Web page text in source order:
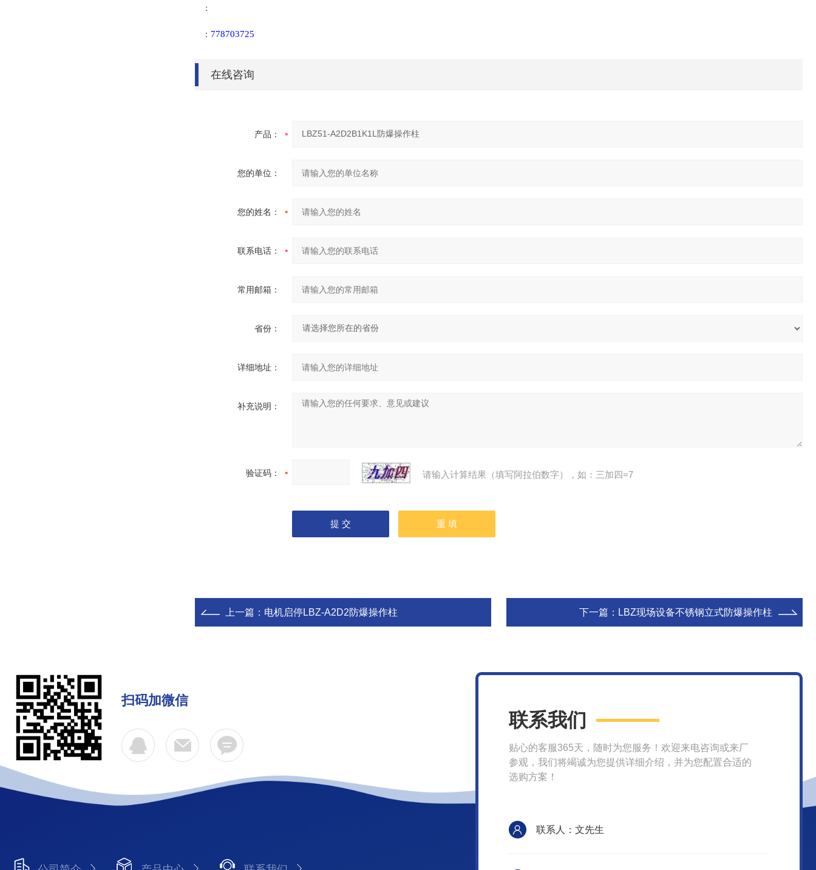
：
： 778703725
在线咨询
产品：
您的单位：
您的姓名：
联系电话：
常用邮箱：
省份：
详细地址：
补充说明：
验证码： 请输入计算结果（填写阿拉伯数字），如：三加四=7
上一篇： 电机启停LBZ-A2D2防爆操作柱 下一篇： LBZ现场设备不锈钢立式防爆操作柱
扫码加微信
联系我们
贴心的客服365天，随时为您服务！欢迎来电咨询或来厂
参观，我们将竭诚为您提供详细介绍，并为您配置合适的
选购方案！
联系人：文先生